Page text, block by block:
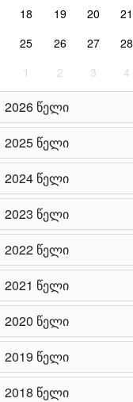
18 19 20 21
25 26 27 28
1 2 3 4
2026 წელი
2025 წელი
2024 წელი
2023 წელი
2022 წელი
2021 წელი
2020 წელი
2019 წელი
2018 წელი